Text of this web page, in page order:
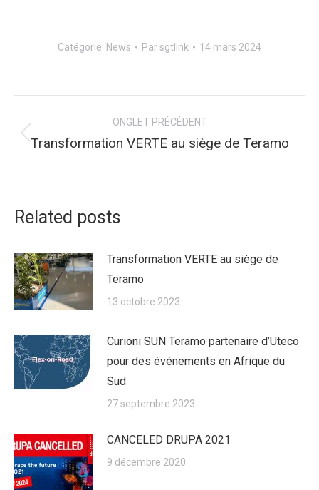
Catégorie News Parsgtlink 14 mars 2024
de
commentaire
ONGLET PRÉCÉDENT
Onglet
Transformation VERTE au siège de Teramo
Related posts
Transformation VERTE au siège de
Teramo
13 octobre 2023
Curioni SUN Teramo partenaire d’Uteco
pour des événements en Afrique du
Sud
27 septembre 2023
CANCELED DRUPA 2021
9 décembre 2020